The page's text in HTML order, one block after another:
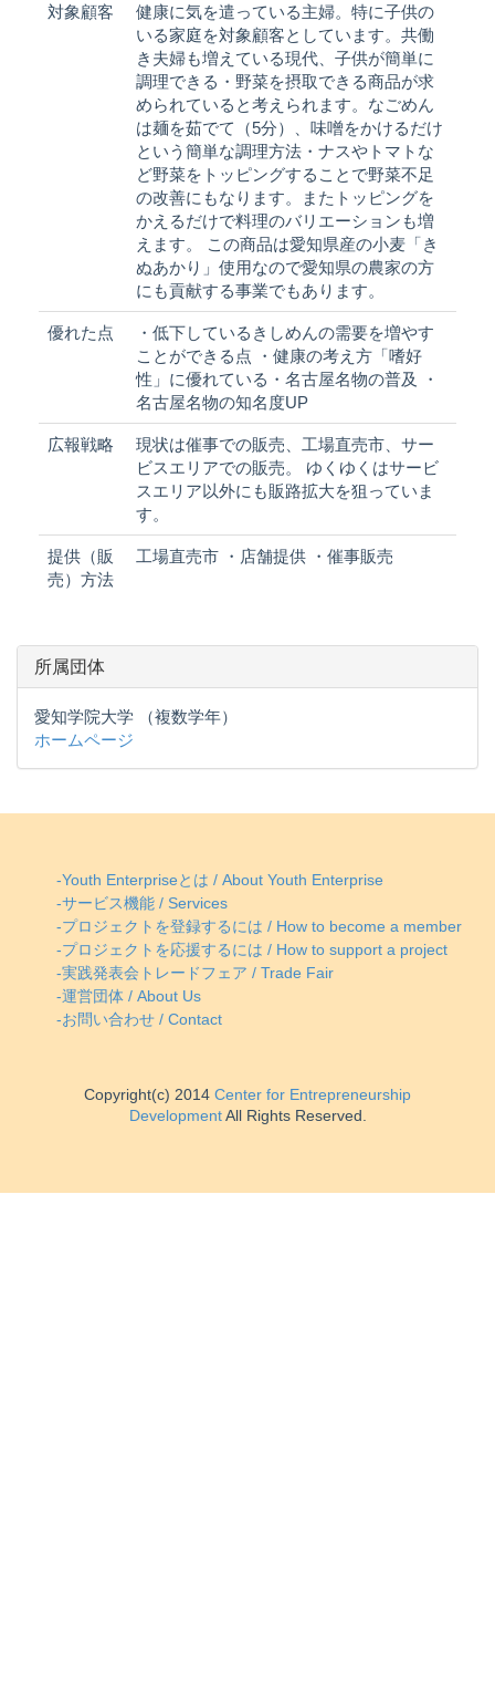
対象顧客
健康に気を遣っている主婦。特に子供の
いる家庭を対象顧客としています。共働
き夫婦も増えている現代、子供が簡単に
調理できる・野菜を摂取できる商品が求
められていると考えられます。なごめん
は麺を茹でて（5分）、味噌をかけるだけ
という簡単な調理方法・ナスやトマトな
ど野菜をトッピングすることで野菜不足
の改善にもなります。またトッピングを
かえるだけで料理のバリエーションも増
えます。 この商品は愛知県産の小麦「き
ぬあかり」使用なので愛知県の農家の方
にも貢献する事業でもあります。
優れた点
・低下しているきしめんの需要を増やす
ことができる点 ・健康の考え方「嗜好
性」に優れている・名古屋名物の普及 ・
名古屋名物の知名度UP
広報戦略
現状は催事での販売、工場直売市、サー
ビスエリアでの販売。 ゆくゆくはサービ
スエリア以外にも販路拡大を狙っていま
す。
提供（販
売）方法
工場直売市 ・店舗提供 ・催事販売
所属団体
愛知学院大学 （複数学年）
ホームページ
-Youth Enterpriseとは / About Youth Enterprise
-サービス機能 / Services
-プロジェクトを登録するには / How to become a member
-プロジェクトを応援するには / How to support a project
-実践発表会トレードフェア / Trade Fair
-運営団体 / About Us
-お問い合わせ / Contact
Copyright(c) 2014 Center for Entrepreneurship
DevelopmentAll Rights Reserved.